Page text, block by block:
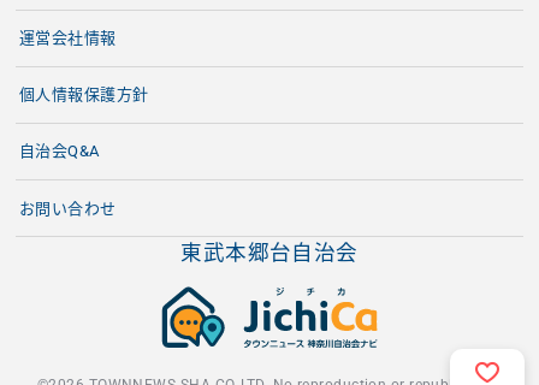
東武本郷台自治会
運営会社情報
個人情報保護方針
自治会Q&A
お問い合わせ